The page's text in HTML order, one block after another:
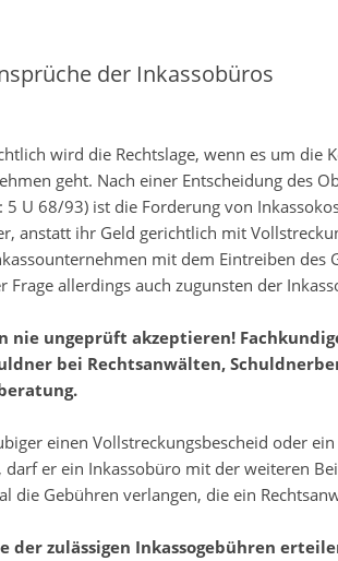
der Inkassobüros
wird die Rechtslage, wenn es um die
geht. Nach einer Entscheidung des
5 U 68/93) ist die Forderung von
anstatt ihr Geld gerichtlich mit
mit dem Eintreiben des
Frage allerdings auch zugunsten der
nie ungeprüft akzeptieren!
bei Rechtsanwälten,
einen Vollstreckungsbescheid oder
er ein Inkassobüro mit der weiteren
die Gebühren verlangen, die ein
der zulässigen Inkassogebühren